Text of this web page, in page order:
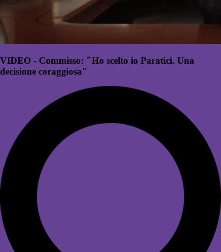
VIDEO - Commisso: "Ho scelto io Paratici. Una
decisione coraggiosa"